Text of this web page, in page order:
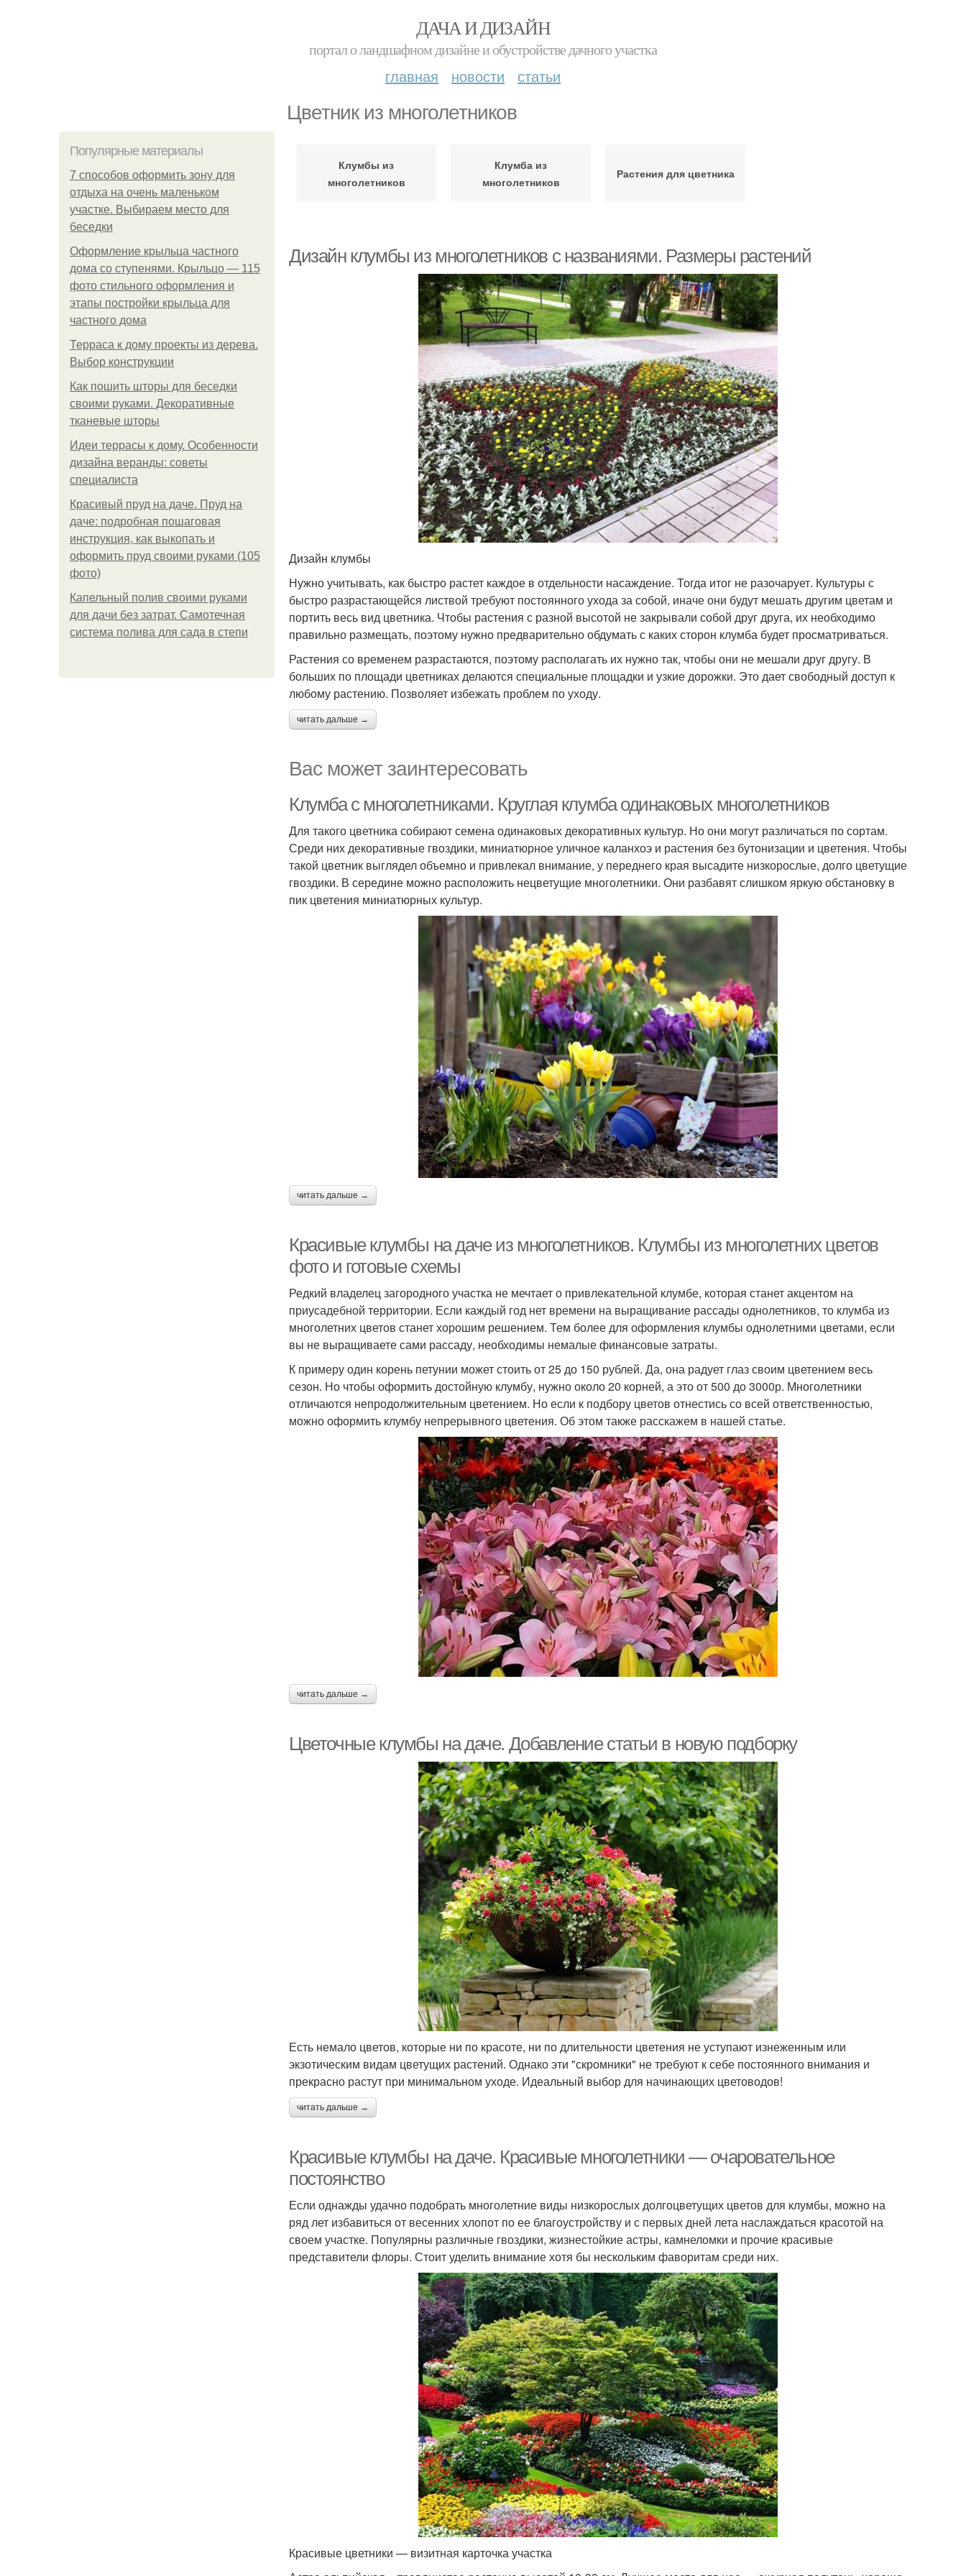
ДАЧА И ДИЗАЙН
портал о ландшафном дизайне и обустройстве дачного участка
главная новости статьи
Цветник из многолетников
Популярные материалы
7 способов оформить зону для
отдыха на очень маленьком
участке. Выбираем место для
беседки
Оформление крыльца частного
дома со ступенями. Крыльцо — 115
фото стильного оформления и
этапы постройки крыльца для
частного дома
Терраса к дому проекты из дерева.
Выбор конструкции
Как пошить шторы для беседки
своими руками. Декоративные
тканевые шторы
Идеи террасы к дому. Особенности
дизайна веранды: советы
специалиста
Красивый пруд на даче. Пруд на
даче: подробная пошаговая
инструкция, как выкопать и
оформить пруд своими руками (105
фото)
Капельный полив своими руками
для дачи без затрат. Самотечная
система полива для сада в степи
Клумбы из
многолетников
Клумба из
многолетников
Растения для цветника
Дизайн клумбы из многолетников с названиями. Размеры растений
Дизайн клумбы
Нужно учитывать, как быстро растет каждое в отдельности насаждение. Тогда итог не разочарует. Культуры с
быстро разрастающейся листвой требуют постоянного ухода за собой, иначе они будут мешать другим цветам и
портить весь вид цветника. Чтобы растения с разной высотой не закрывали собой друг друга, их необходимо
правильно размещать, поэтому нужно предварительно обдумать с каких сторон клумба будет просматриваться.
Растения со временем разрастаются, поэтому располагать их нужно так, чтобы они не мешали друг другу. В
больших по площади цветниках делаются специальные площадки и узкие дорожки. Это дает свободный доступ к
любому растению. Позволяет избежать проблем по уходу.
читать дальше →
Вас может заинтересовать
Клумба с многолетниками. Круглая клумба одинаковых многолетников
Для такого цветника собирают семена одинаковых декоративных культур. Но они могут различаться по сортам.
Среди них декоративные гвоздики, миниатюрное уличное каланхоэ и растения без бутонизации и цветения. Чтобы
такой цветник выглядел объемно и привлекал внимание, у переднего края высадите низкорослые, долго цветущие
гвоздики. В середине можно расположить нецветущие многолетники. Они разбавят слишком яркую обстановку в
пик цветения миниатюрных культур.
читать дальше →
Красивые клумбы на даче из многолетников. Клумбы из многолетних цветов
фото и готовые схемы
Редкий владелец загородного участка не мечтает о привлекательной клумбе, которая станет акцентом на
приусадебной территории. Если каждый год нет времени на выращивание рассады однолетников, то клумба из
многолетних цветов станет хорошим решением. Тем более для оформления клумбы однолетними цветами, если
вы не выращиваете сами рассаду, необходимы немалые финансовые затраты.
К примеру один корень петунии может стоить от 25 до 150 рублей. Да, она радует глаз своим цветением весь
сезон. Но чтобы оформить достойную клумбу, нужно около 20 корней, а это от 500 до 3000р. Многолетники
отличаются непродолжительным цветением. Но если к подбору цветов отнестись со всей ответственностью,
можно оформить клумбу непрерывного цветения. Об этом также расскажем в нашей статье.
читать дальше →
Цветочные клумбы на даче. Добавление статьи в новую подборку
Есть немало цветов, которые ни по красоте, ни по длительности цветения не уступают изнеженным или
экзотическим видам цветущих растений. Однако эти "скромники" не требуют к себе постоянного внимания и
прекрасно растут при минимальном уходе. Идеальный выбор для начинающих цветоводов!
читать дальше →
Красивые клумбы на даче. Красивые многолетники — очаровательное
постоянство
Если однажды удачно подобрать многолетние виды низкорослых долгоцветущих цветов для клумбы, можно на
ряд лет избавиться от весенних хлопот по ее благоустройству и с первых дней лета наслаждаться красотой на
своем участке. Популярны различные гвоздики, жизнестойкие астры, камнеломки и прочие красивые
представители флоры. Стоит уделить внимание хотя бы нескольким фаворитам среди них.
Красивые цветники — визитная карточка участка